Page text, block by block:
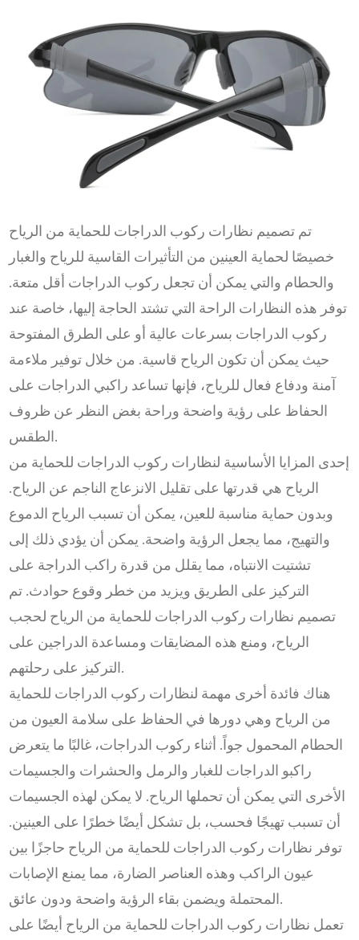
تم تصميم نظارات ركوب الدراجات للحماية من الرياح
خصيصًا لحماية العينين من التأثيرات القاسية للرياح والغبار
والحطام والتي يمكن أن تجعل ركوب الدراجات أقل متعة.
توفر هذه النظارات الراحة التي تشتد الحاجة إليها، خاصة عند
ركوب الدراجات بسرعات عالية أو على الطرق المفتوحة
حيث يمكن أن تكون الرياح قاسية. من خلال توفير ملاءمة
آمنة ودفاع فعال للرياح، فإنها تساعد راكبي الدراجات على
الحفاظ على رؤية واضحة وراحة بغض النظر عن ظروف
الطقس.
إحدى المزايا الأساسية لنظارات ركوب الدراجات للحماية من
الرياح هي قدرتها على تقليل الانزعاج الناجم عن الرياح.
وبدون حماية مناسبة للعين، يمكن أن تسبب الرياح الدموع
والتهيج، مما يجعل الرؤية واضحة. يمكن أن يؤدي ذلك إلى
تشتيت الانتباه، مما يقلل من قدرة راكب الدراجة على
التركيز على الطريق ويزيد من خطر وقوع حوادث. تم
تصميم نظارات ركوب الدراجات للحماية من الرياح لحجب
الرياح، ومنع هذه المضايقات ومساعدة الدراجين على
التركيز على رحلتهم.
هناك فائدة أخرى مهمة لنظارات ركوب الدراجات للحماية
من الرياح وهي دورها في الحفاظ على سلامة العيون من
الحطام المحمول جواً. أثناء ركوب الدراجات، غالبًا ما يتعرض
راكبو الدراجات للغبار والرمل والحشرات والجسيمات
الأخرى التي يمكن أن تحملها الرياح. لا يمكن لهذه الجسيمات
أن تسبب تهيجًا فحسب، بل تشكل أيضًا خطرًا على العينين.
توفر نظارات ركوب الدراجات للحماية من الرياح حاجزًا بين
عيون الراكب وهذه العناصر الضارة، مما يمنع الإصابات
المحتملة ويضمن بقاء الرؤية واضحة ودون عائق.
تعمل نظارات ركوب الدراجات للحماية من الرياح أيضًا على